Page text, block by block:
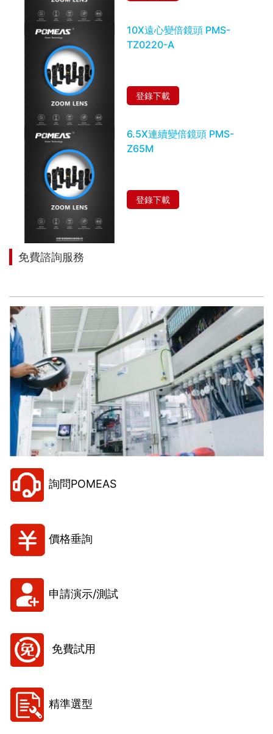
10X遠心變倍鏡頭 PMS-
TZ0220-A
登錄下載
6.5X連續變倍鏡頭 PMS-
Z65M
登錄下載
免費諮詢服務
詢問POMEAS
價格垂詢
申請演示/測試
免費試用
精準選型